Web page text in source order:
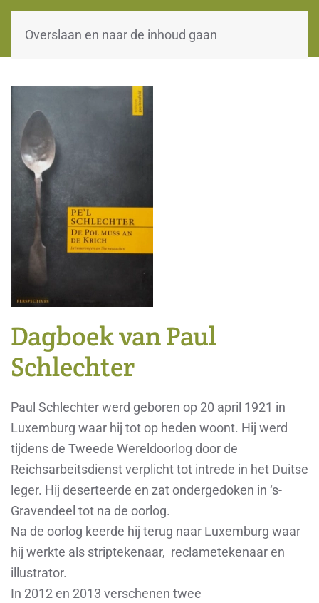
Overslaan en naar de inhoud gaan
WOII-HW
Dagboek van Paul
Schlechter
Paul Schlechter werd geboren op 20 april 1921 in
Luxemburg waar hij tot op heden woont. Hij werd
tijdens de Tweede Wereldoorlog door de
Reichsarbeitsdienst verplicht tot intrede in het Duitse
leger. Hij deserteerde en zat ondergedoken in ‘s-
Gravendeel tot na de oorlog.
Na de oorlog keerde hij terug naar Luxemburg waar
hij werkte als striptekenaar, reclametekenaar en
illustrator.
In 2012 en 2013 verschenen twee